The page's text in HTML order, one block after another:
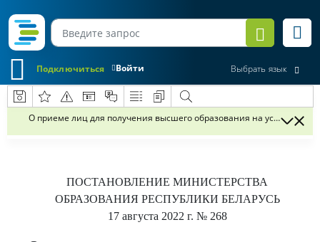
Войти
Подключиться Выбрать язык
О приеме лиц для получения высшего образования на условиях
ПОСТАНОВЛЕНИЕ МИНИСТЕРСТВА
ОБРАЗОВАНИЯ РЕСПУБЛИКИ БЕЛАРУСЬ
17 августа 2022 г. № 268